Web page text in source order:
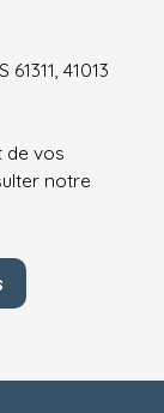
41013
de vos
notre